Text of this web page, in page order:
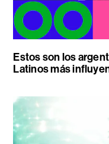
Estos son los
Latinos más